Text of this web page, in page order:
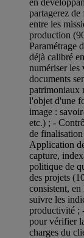
partagerez de
entre les
production
Paramétrage
déjà calibré
numériser les
documents
patrimoniaux
l'objet d'une
image :
etc.) ; -
de
Application
capture,
politique de
des projets
consistent,
suivre les
productivité ;
pour vérifier
charges du